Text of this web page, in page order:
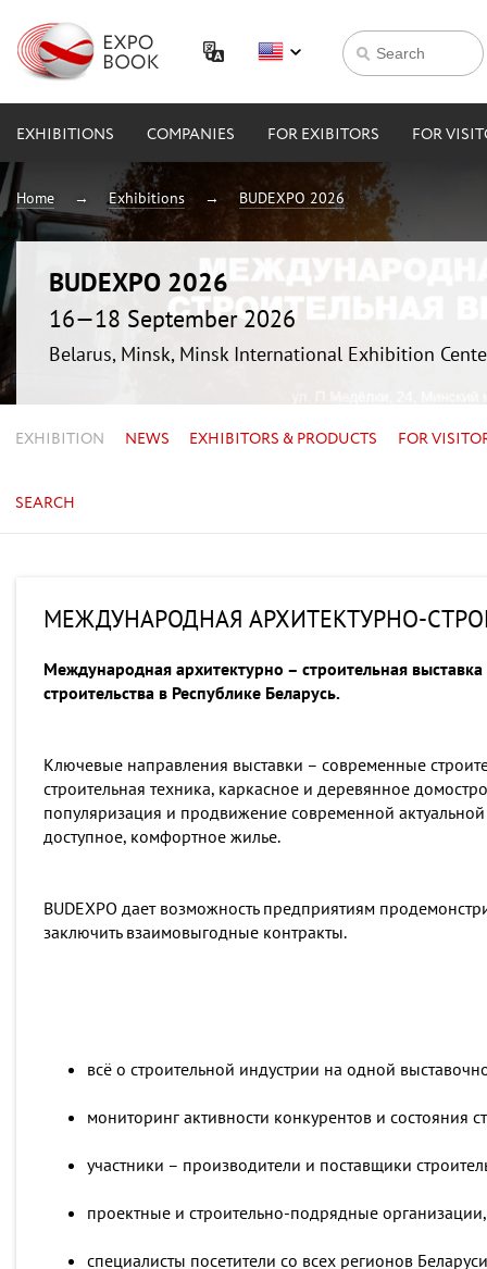
EXHIBITIONS COMPANIES FOR EXIBITORS FOR
Home Exhibitions BUDEXPO 2026
BUDEXPO 2026
16—18 September 2026
Belarus, Minsk, Minsk International Exhibition
EXHIBITION NEWS EXHIBITORS & PRODUCTS FOR
SEARCH
МЕЖДУНАРОДНАЯ АРХИТЕКТУРНО-
Международная архитектурно – строительная
строительства в Республике Беларусь.
Ключевые направления выставки – современные
строительная техника, каркасное и деревянное
популяризация и продвижение современной
доступное, комфортное жилье.
BUDEXPO дает возможность предприятиям
заключить взаимовыгодные контракты.
всё о строительной индустрии на одной
мониторинг активности конкурентов и состояния
участники – производители и поставщики
проектные и строительно-подрядные
специалисты посетители со всех регионов